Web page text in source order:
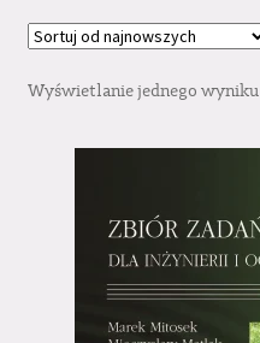
Wyświetlanie jednego wyniku